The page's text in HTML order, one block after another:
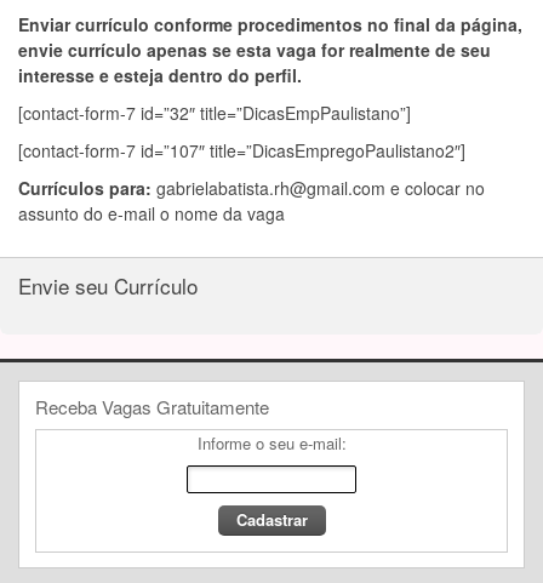
Enviar currículo conforme procedimentos no final da página,
envie currículo apenas se esta vaga for realmente de seu
interesse e esteja dentro do perfil.
[contact-form-7 id=”32″ title=”DicasEmpPaulistano”]
[contact-form-7 id=”107″ title=”DicasEmpregoPaulistano2″]
Currículos para: gabrielabatista.rh@gmail.com e colocar no
assunto do e-mail o nome da vaga
Envie seu Currículo
Receba Vagas Gratuitamente
Informe o seu e-mail: